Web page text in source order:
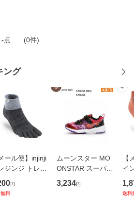
-点 (0件)
ング
ール便】injinji
ンジ トレイ
ッドウェイト
クルー 21313
円
料
3
ムーンスター MO
ONSTAR スーパー
スター SUPERSTA
R SK0058 レッド
3,234円
4
【
イン
イ
ショ
送料